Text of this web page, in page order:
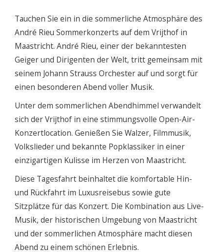
Tauchen Sie ein in die sommerliche Atmosphäre des
André Rieu Sommerkonzerts auf dem Vrijthof in
Maastricht. André Rieu, einer der bekanntesten
Geiger und Dirigenten der Welt, tritt gemeinsam mit
seinem Johann Strauss Orchester auf und sorgt für
einen besonderen Abend voller Musik.
Unter dem sommerlichen Abendhimmel verwandelt
sich der Vrijthof in eine stimmungsvolle Open-Air-
Konzertlocation. Genießen Sie Walzer, Filmmusik,
Volkslieder und bekannte Popklassiker in einer
einzigartigen Kulisse im Herzen von Maastricht.
Diese Tagesfahrt beinhaltet die komfortable Hin-
und Rückfahrt im Luxusreisebus sowie gute
Sitzplätze für das Konzert. Die Kombination aus Live-
Musik, der historischen Umgebung von Maastricht
und der sommerlichen Atmosphäre macht diesen
Abend zu einem schönen Erlebnis.